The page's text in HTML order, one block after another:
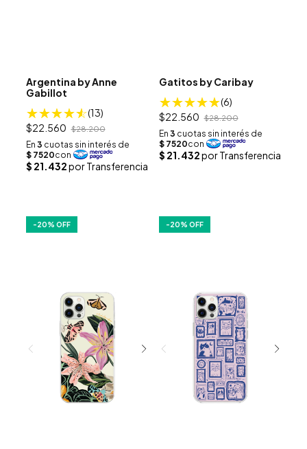
Argentina by Anne
Gabillot
(13)
$22.560 $28.200
Gatitos by Caribay
(6)
$22.560 $28.200
-20% OFF -20% OFF